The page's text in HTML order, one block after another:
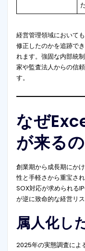
経営管理領域において
修正したのかを追跡で
れます。強固な内部統
家や監査法人からの信
す。
なぜ
が来る
創業期から成長期にか
性と手軽さから重宝さ
SOX対応が求められる
が逆に致命的な経営リ
属人化し
2025年の実態調査によ